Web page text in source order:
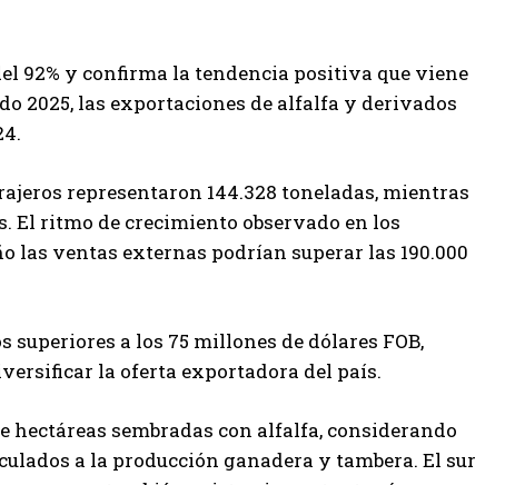
92% y confirma la tendencia positiva que viene
2025, las exportaciones de alfalfa y derivados
representaron 144.328 toneladas, mientras
El ritmo de crecimiento observado en los
las ventas externas podrían superar las 190.000
a los 75 millones de dólares FOB,
la oferta exportadora del país.
sembradas con alfalfa, considerando
a la producción ganadera y tambera. El sur